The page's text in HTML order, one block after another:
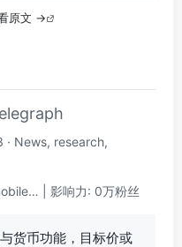
原文 →
News, research,
| 影响力: 0万粉丝
货币功能，目标价或